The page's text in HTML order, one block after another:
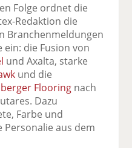
Folge ordnet die
Redaktion die
Branchenmeldungen
ein: die Fusion von
und Axalta, starke
und die
Flooring nach
Dazu
Farbe und
Personalie aus dem